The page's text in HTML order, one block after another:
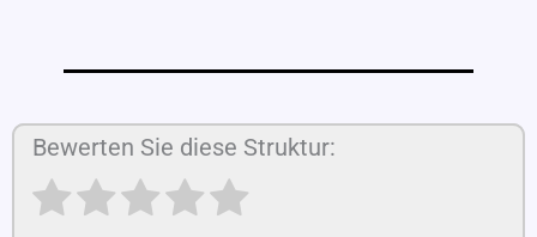
Bewerten Sie diese Struktur: